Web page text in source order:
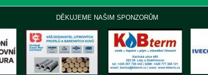
DĚKUJEME NAŠIM SPONZORŮM